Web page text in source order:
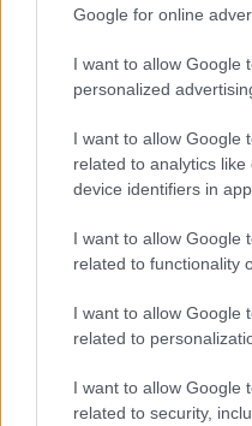
Google for online
I want to allow Google
personalized
I want to allow Google
related to analytics
device identifiers in
I want to allow Google
related to functionality
I want to allow Google
related to
I want to allow Google
related to security,
sull’evento nerd di
Andrea Conforti · 6 Ago 2026
NERD NEWS